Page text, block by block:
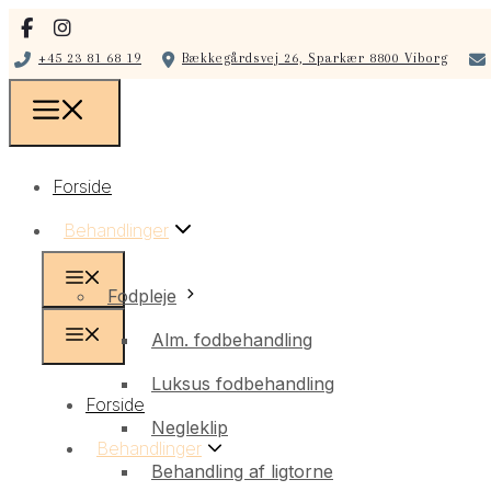
+45 23 81 68 19 Bækkegårdsvej 26, Sparkær 8800 Viborg
Forside
Behandlinger
Forside
Behandlinger
Fodpleje
Alm. fodbehandling
Luksus fodbehandling
Negleklip
Behandling af ligtorne